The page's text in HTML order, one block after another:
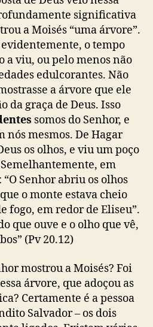
significativa
a Moisés “uma árvore”.
o tempo
a viu, ou pelo menos não
edulcorantes. Não
a árvore que ele
da graça de Deus. Isso
somos do Senhor, e
nós mesmos. De Hagar
os olhos, e viu um poço
Semelhantemente, em
“O Senhor abriu os olhos
o monte estava cheio
fogo, em redor de Eliseu”.
que ouve e o olho que vê,
(Pv 20.12)
mostrou a Moisés? Foi
árvore, que adoçou as
Certamente é a pessoa
Salvador – os dois